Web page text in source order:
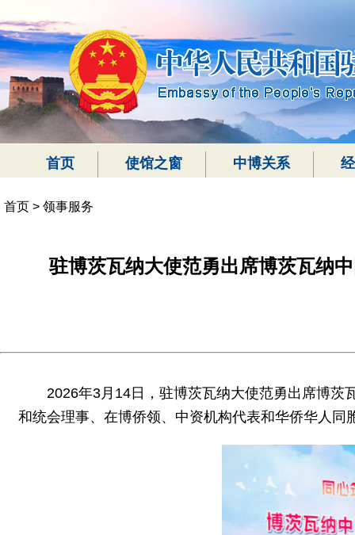
首页 使馆之窗 中博关系
首页 > 领事服务
驻博茨瓦纳大使范勇出席博茨瓦纳
2026年3月14日，驻博茨瓦纳大使范勇出席博茨
和统会理事、在博侨领、中资机构代表和华侨华人同